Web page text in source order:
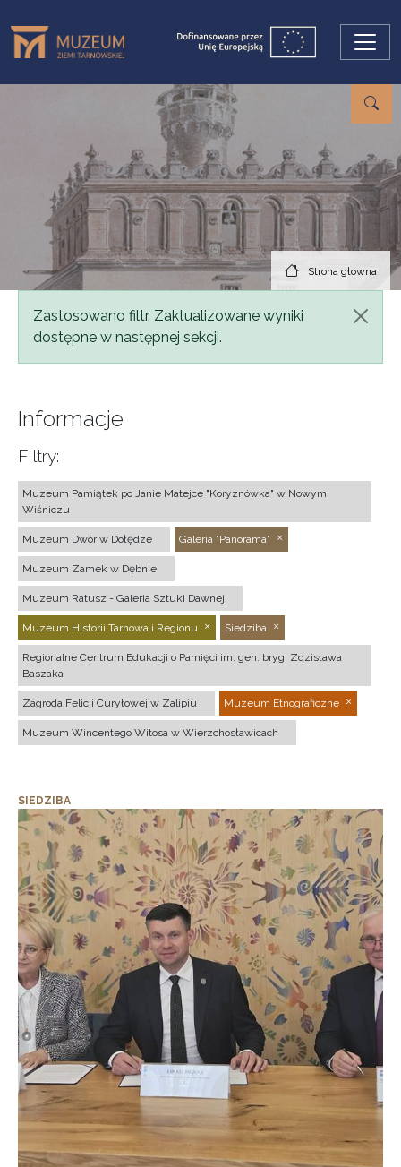
Strona główna
Komunikat
Zastosowano filtr. Zaktualizowane wyniki
dostępne w następnej sekcji.
Informacje
Filtry:
Muzeum Pamiątek po Janie Matejce "Koryznówka" w Nowym
Wiśniczu
Muzeum Dwór w Dołędze Galeria "Panorama"
Muzeum Zamek w Dębnie
Muzeum Ratusz - Galeria Sztuki Dawnej
Muzeum Historii Tarnowa i Regionu Siedziba
Regionalne Centrum Edukacji o Pamięci im. gen. bryg. Zdzisława
Baszaka
Zagroda Felicji Curyłowej w Zalipiu Muzeum Etnograficzne
Muzeum Wincentego Witosa w Wierzchosławicach
SIEDZIBA